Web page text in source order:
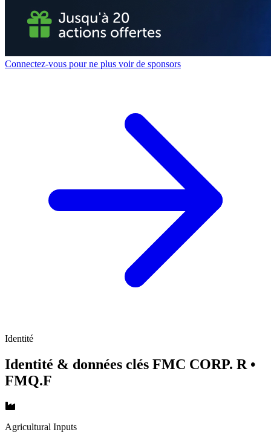
Connectez-vous pour ne plus voir de sponsors
Identité
Identité & données clés FMC CORP. R •
FMQ.F
Agricultural Inputs